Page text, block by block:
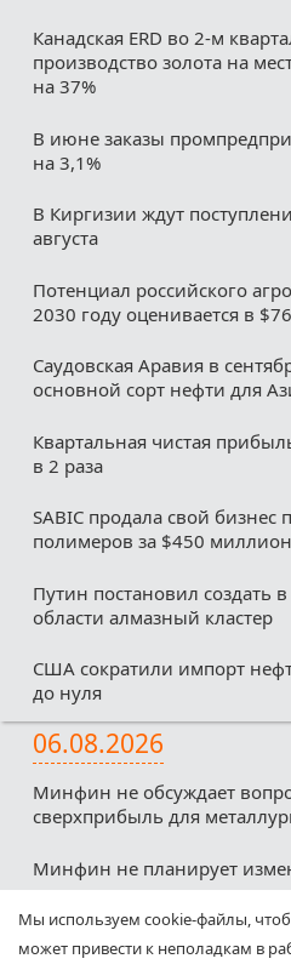
Канадская ERD во 2-м
производство золота на
на 37%
В июне заказы
на 3,1%
В Киргизии ждут
августа
Потенциал российского
2030 году оценивается в
Саудовская Аравия в
основной сорт нефти для
Квартальная чистая
в 2 раза
SABIC продала свой бизнес
полимеров за $450
Путин постановил создать
области алмазный кластер
США сократили импорт
до нуля
06.08.2026
Минфин не обсуждает
сверхприбыль для
Минфин не планирует
Минфин против любых
нефтекомпаний из-за
Мы используем cookie-файлы,
может привести к неполадкам в